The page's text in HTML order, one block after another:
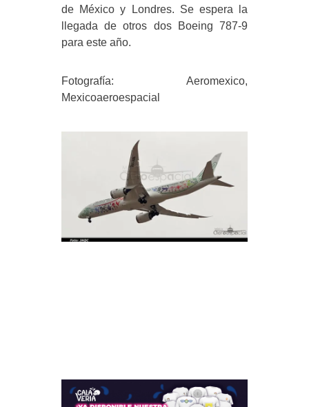
de México y Londres. Se espera la
llegada de otros dos Boeing 787-9
para este año.
Fotografía: Aeromexico,
Mexicoaeroespacial